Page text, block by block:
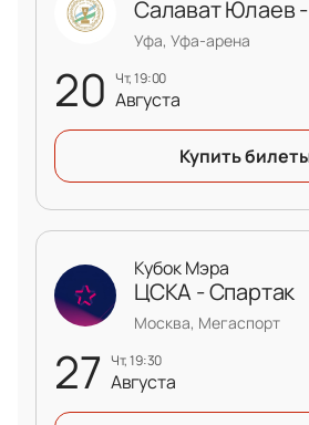
20 чт, 19:00
Августа
Салават Юлаев
Уфа, Уфа-арена
Купить
27 чт, 19:30
Августа
Кубок Мэра
ЦСКА - Спартак
Москва, Мегаспорт